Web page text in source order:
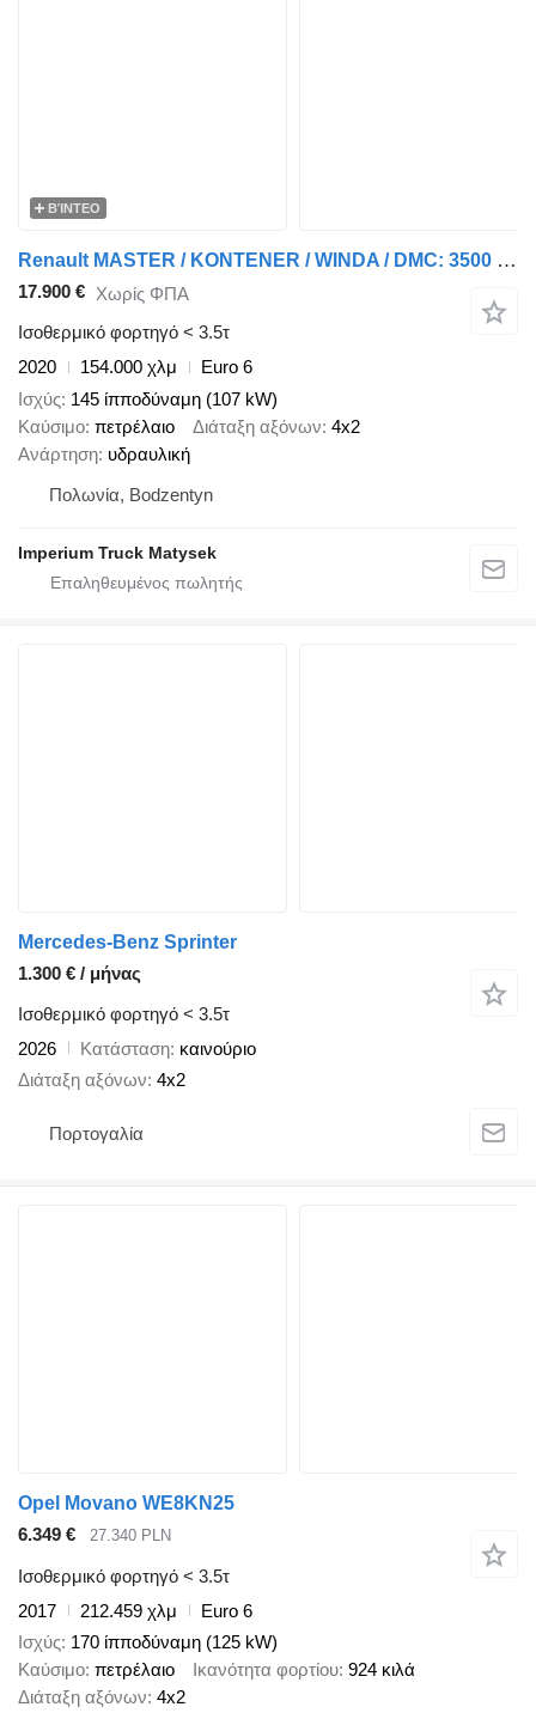
ΒΊΝΤΕΟ
Renault MASTER / KONTENER / WINDA / DMC: 3500 KG / 2020 / SPROWADZONY
17.900 € Χωρίς ΦΠΑ
Ισοθερμικό φορτηγό < 3.5τ
2020
154.000 χλμ
Euro 6
Ισχύς 145 ίπποδύναμη (107 kW)
Καύσιμο πετρέλαιο Διάταξη αξόνων 4x2
Ανάρτηση υδραυλική
Πολωνία, Bodzentyn
Imperium Truck Matysek
Mercedes-Benz Sprinter
1.300 € / μήνας
Ισοθερμικό φορτηγό < 3.5τ
2026
Κατάσταση καινούριο
Διάταξη αξόνων 4x2
Πορτογαλία
Opel Movano WE8KN25
6.349 €
27.340 PLN
Ισοθερμικό φορτηγό < 3.5τ
2017
212.459 χλμ
Euro 6
Ισχύς 170 ίπποδύναμη (125 kW)
Καύσιμο πετρέλαιο Ικανότητα φορτίου 924 κιλά
Διάταξη αξόνων 4x2